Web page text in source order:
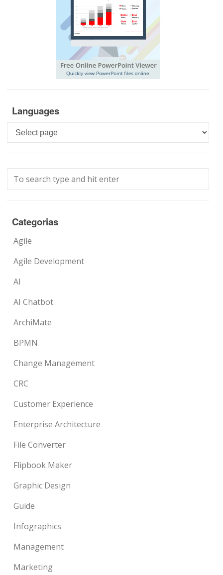
Languages
Languages
Categorias
Agile
Agile Development
AI
AI Chatbot
ArchiMate
BPMN
Change Management
CRC
Customer Experience
Enterprise Architecture
File Converter
Flipbook Maker
Graphic Design
Guide
Infographics
Management
Marketing